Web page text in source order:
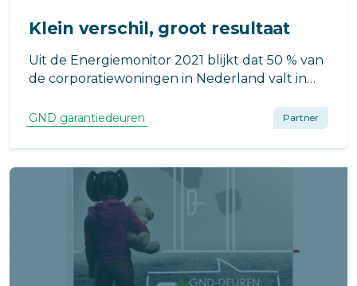
Klein verschil, groot resultaat
Uit de Energiemonitor 2021 blijkt dat 50 % van
de corporatiewoningen in Nederland valt in
Maar het betekent ook dat de andere 50% de
komende jaren nog moet worden aangepakt.
Hoe is het bij uw VVE?
GND garantiedeuren Partner